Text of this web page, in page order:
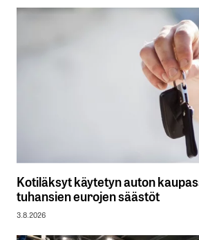
Kotiläksyt käytetyn auton
tuhansien eurojen säästöt
3.8.2026